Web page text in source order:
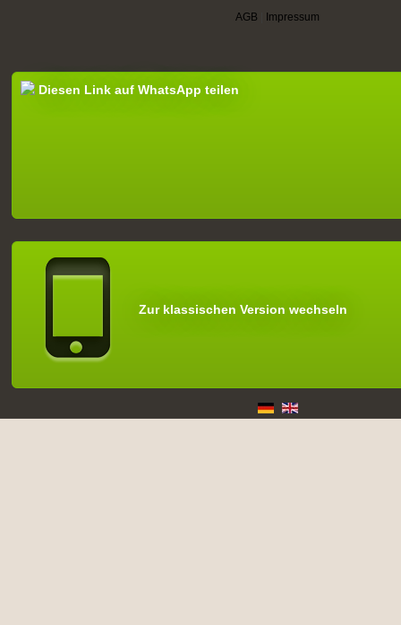
AGB Impressum
Diesen Link auf WhatsApp teilen
Zur klassischen Version wechseln